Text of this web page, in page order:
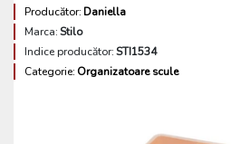
Producător:Daniella
Marca:Stilo
Indice producător:STI1534
Categorie: Organizatoare scule